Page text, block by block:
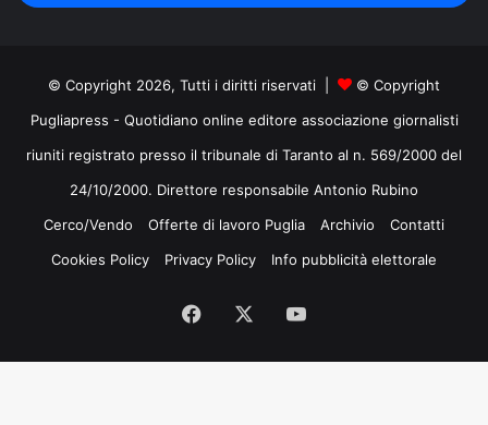
mail
© Copyright 2026, Tutti i diritti riservati |
© Copyright
Pugliapress - Quotidiano online editore associazione giornalisti
riuniti registrato presso il tribunale di Taranto al n. 569/2000 del
24/10/2000. Direttore responsabile Antonio Rubino
Cerco/Vendo
Offerte di lavoro Puglia Archivio
Contatti
Cookies Policy
Privacy Policy Info pubblicità elettorale
Facebook
Tube